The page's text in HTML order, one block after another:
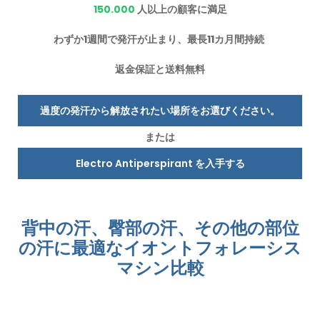
150.000 人以上の顧客に満足
わずか1週間で発汗が止まり、最長11カ月間持続
返金保証と送料無料
過度の発汗から解放されたい場所をお選びください。
または
Electro Antiperspirant を入手する
背中の汗、臀部の汗、その他の部位
の汗に最適なイオントフォレーシス
マシン比較